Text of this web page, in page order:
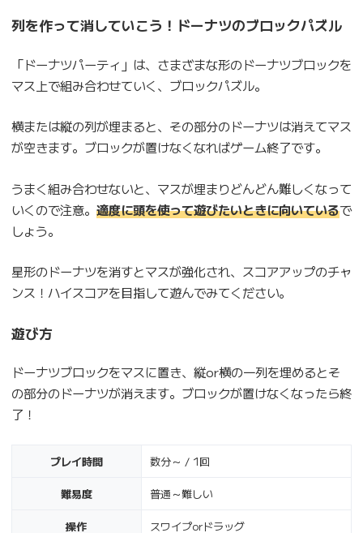
列を作って消していこう！ドーナツのブロックパズル
「ドーナツパーティ」は、さまざまな形のドーナツブロックを
マス上で組み合わせていく、ブロックパズル。
横または縦の列が埋まると、その部分のドーナツは消えてマス
が空きます。ブロックが置けなくなればゲーム終了です。
うまく組み合わせないと、マスが埋まりどんどん難しくなって
いくので注意。 適度に頭を使って遊びたいときに向いているで
しょう。
星形のドーナツを消すとマスが強化され、スコアアップのチャ
ンス！ハイスコアを目指して遊んでみてください。
遊び方
ドーナツブロックをマスに置き、縦or横の一列を埋めるとそ
の部分のドーナツが消えます。ブロックが置けなくなったら終
了！
プレイ時間 数分～ / 1回
難易度 普通～難しい
操作 スワイプorドラッグ